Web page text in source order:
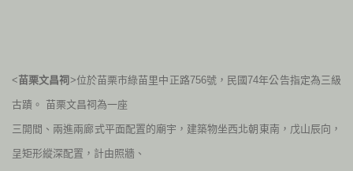
<苗栗文昌祠 >位於苗栗市綠苗里中正路756號，民國74年公告指定為三級
古蹟。 苗栗文昌祠為一座
三開間、兩進兩廊式平面配置的廟宇，建築物坐西北朝東南，戊山辰向，
呈矩形縱深配置，計由照牆、